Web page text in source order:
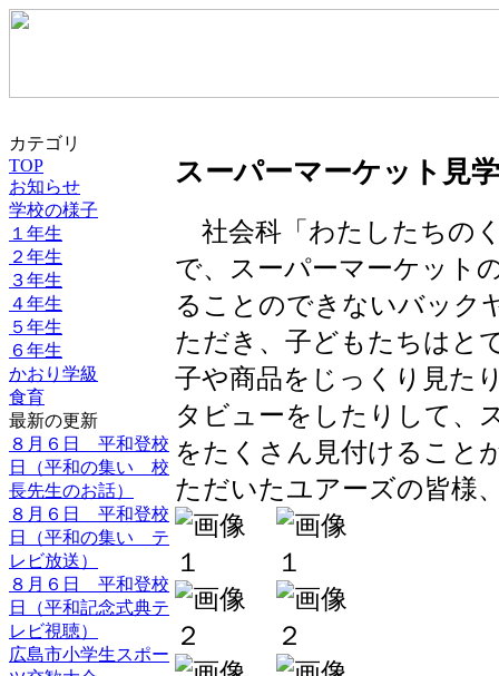
カテゴリ
TOP
お知らせ
学校の様子
１年生
２年生
３年生
４年生
５年生
６年生
かおり学級
食育
最新の更新
８月６日 平和登校
日（平和の集い 校
長先生のお話）
８月６日 平和登校
日（平和の集い テ
レビ放送）
８月６日 平和登校
日（平和記念式典テ
レビ視聴）
広島市小学生スポー
スーパーマーケット見学
社会科「わたしたちの
で、スーパーマーケット
ることのできないバック
ただき、子どもたちはと
子や商品をじっくり見た
タビューをしたりして、
をたくさん見付けること
ただいたユアーズの皆様